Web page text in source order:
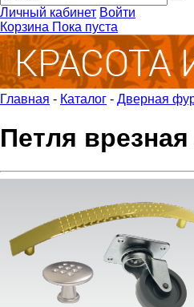
Личный кабинет Войти
Корзина Пока пуста
Главная - Каталог - Дверная
Петля